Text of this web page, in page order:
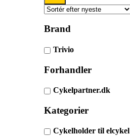
Brand
Trivio
Forhandler
Cykelpartner.dk
Kategorier
Cykelholder til elcykel